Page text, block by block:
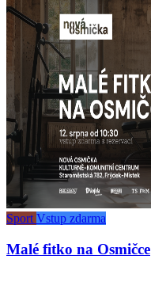
Sport Vstup zdarma
Malé fitko na Osmičce